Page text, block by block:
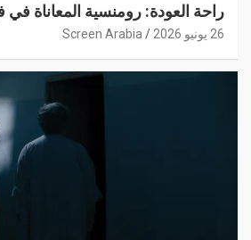
راحة العودة: رومنسية المعاناة في
26 يونيو 2026 Screen Arabia